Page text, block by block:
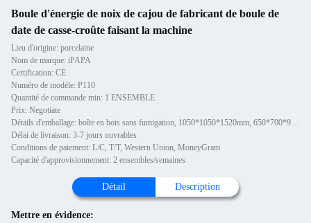
Boule d'énergie de noix de cajou de fabricant de boule de
date de casse-croûte faisant la machine
Lieu d'origine: porcelaine
Nom de marque: iPAPA
Certification: CE
Numéro de modèle: P110
Quantité de commande min: 1 ENSEMBLE
Prix: Negotiate
Détails d'emballage: boîte en bois sans fumigation, 1050*1050*1520mm, 650*700*900mm
Délai de livraison: 3-7 jours ouvrables
Conditions de paiement: L/C, T/T, Western Union, MoneyGram
Capacité d'approvisionnement: 2 ensembles/semaines
Détail Description
Mettre en évidence: